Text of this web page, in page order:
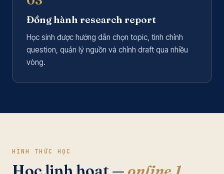
Đồng hành research report
Học sinh được hướng dẫn chọn topic, tinh chỉnh
question, quản lý nguồn và chỉnh draft qua nhiều
vòng.
HÌNH THỨC HỌC